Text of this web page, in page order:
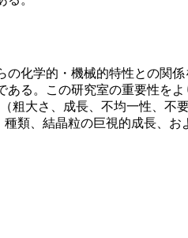
化学的・機械的特性との関
る。この研究室の重要性を
粗大さ、成長、不均一性、不
類、結晶粒の巨視的成長、